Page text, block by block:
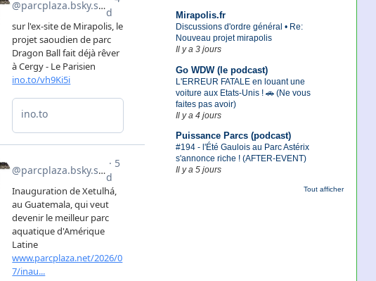
Mirapolis.fr
Discussions d'ordre général • Re:
Nouveau projet mirapolis
Il y a 3 jours
Go WDW (le podcast)
L'ERREUR FATALE en louant une
voiture aux Etats-Unis ! 🚗 (Ne vous
faites pas avoir)
Il y a 4 jours
Puissance Parcs (podcast)
#194 - l'Été Gaulois au Parc Astérix
s'annonce riche ! (AFTER-EVENT)
Il y a 5 jours
Tout afficher